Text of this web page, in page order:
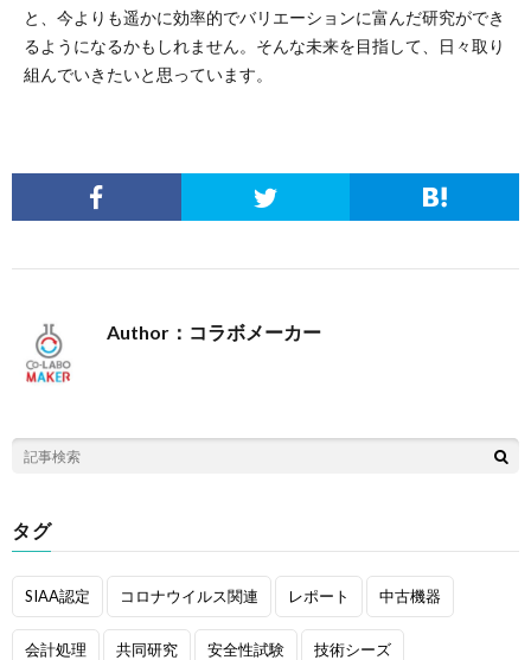
と、今よりも遥かに効率的でバリエーションに富んだ研究ができ
るようになるかもしれません。そんな未来を目指して、日々取り
組んでいきたいと思っています。
Author：コラボメーカー
タグ
SIAA認定 コロナウイルス関連 レポート 中古機器
会計処理 共同研究 安全性試験 技術シーズ